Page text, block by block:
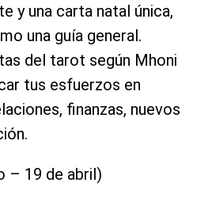
y una carta natal única,
una guía general.
del tarot según Mhoni
tus esfuerzos en
finanzas, nuevos
– 19 de abril)